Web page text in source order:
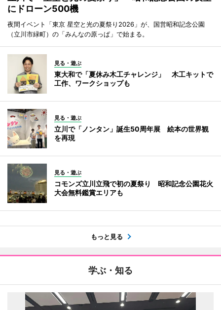
にドローン500機
夜間イベント「東京 星空と光の夏祭り2026」が、国営昭和記念公園
（立川市緑町）の「みんなの原っぱ」で始まる。
見る・遊ぶ
東大和で「夏休み木工チャレンジ」 木工キットで
工作、ワークショップも
見る・遊ぶ
立川で「ノンタン」誕生50周年展 絵本の世界観
を再現
見る・遊ぶ
コモンズ立川立飛で初の夏祭り 昭和記念公園花火
大会無料鑑賞エリアも
もっと見る
学ぶ・知る